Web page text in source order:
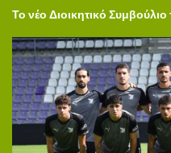
Το νέο Διοικητικό